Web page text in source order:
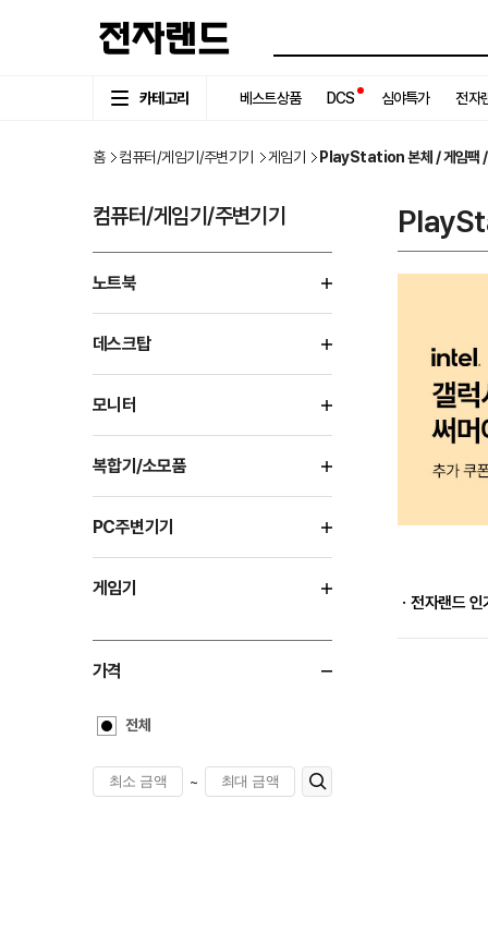
카테고리 베스트상품 DCS 심야특가 전자
홈 컴퓨터/게임기/주변기기 게임기 PlayStation 본체 / 게임팩
컴퓨터/게임기/주변기기
노트북
데스크탑
모니터
복합기/소모품
PC주변기기
게임기
가격
전체
~
ㆍ전자랜드 인